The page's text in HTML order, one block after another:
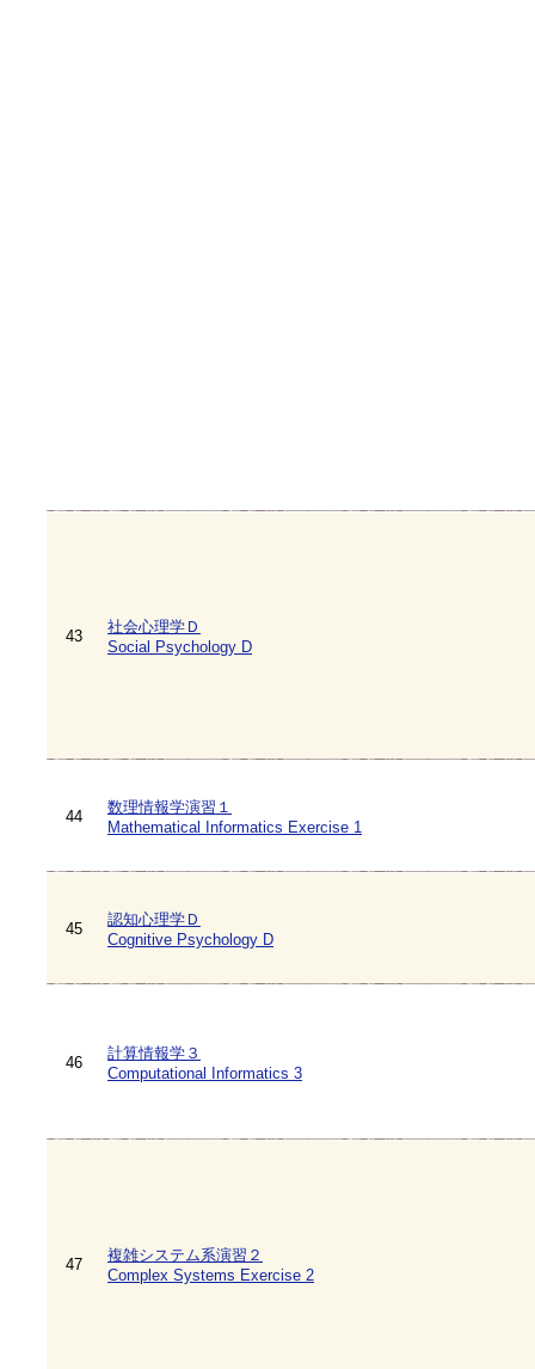
43
社会心理学Ｄ
Social Psychology D
44
数理情報学演習１
Mathematical Informatics Exercise 1
45
認知心理学Ｄ
Cognitive Psychology D
46
計算情報学３
Computational Informatics 3
47
複雑システム系演習２
Complex Systems Exercise 2